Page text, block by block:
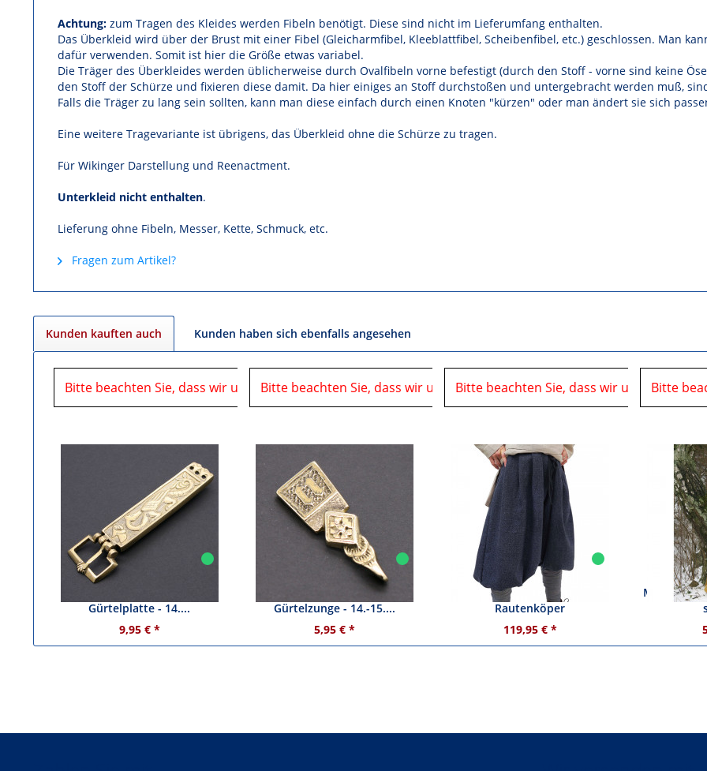
Achtung: zum Tragen des Kleides werden Fibeln benötigt. Diese sind nicht im Lieferumfang enthalten.
Das Überkleid wird über der Brust mit einer Fibel (Gleicharmfibel, Kleeblattfibel, Scheibenfibel, etc.) geschlossen. Man
dafür verwenden. Somit ist hier die Größe etwas variabel.
Die Träger des Überkleides werden üblicherweise durch Ovalfibeln vorne befestigt (durch den Stoff - vorne sind keine
den Stoff der Schürze und fixieren diese damit. Da hier einiges an Stoff durchstoßen und untergebracht werden muß,
Falls die Träger zu lang sein sollten, kann man diese einfach durch einen Knoten "kürzen" oder man ändert sie sich
Eine weitere Tragevariante ist übrigens, das Überkleid ohne die Schürze zu tragen.
Für Wikinger Darstellung und Reenactment.
Unterkleid nicht enthalten.
Lieferung ohne Fibeln, Messer, Kette, Schmuck, etc.
Fragen zum Artikel?
Kunden kauften auch Kunden haben sich ebenfalls angesehen
Bitte beachten Sie, dass wir uns in der Zeit vom 06.08.2026 bis 10.08.2026 auf einer Veranstaltung
Gürtelplatte - 14....
9,95 € *
Bitte beachten Sie, dass wir uns in der Zeit vom 06.08.2026 bis
Riemenendbeschlag /
Gürtelzunge - 14.-15....
5,95 € *
Bitte beachten Sie, dass wir uns in der
Wikinger Pumphose
Rautenköper
119,95 € *
Bitte
Mittelalter